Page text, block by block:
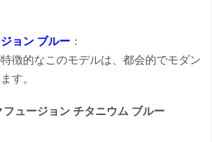
ョン ブルー ：
徴的なこのモデルは、都会的でモダン
す。
ュージョン チタニウム ブルー